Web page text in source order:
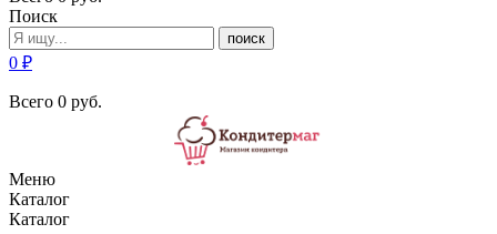
Поиск
поиск
0 ₽
Всего 0 руб.
Меню
Каталог
Каталог